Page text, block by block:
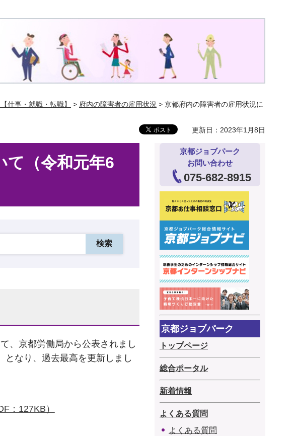
仕事・就職・転職】 > 府内の障害者の雇用状況 > 京都府内の障害者の雇用状況に
更新日：2023年1月8日
て（令和元年6
、京都労働局から公表されまし
となり、過去最高を更新しまし
：127KB）
京都ジョブパーク
お問い合わせ
075-682-8915
京都ジョブパーク
トップページ
総合ポータル
新着情報
よくある質問
よくある質問